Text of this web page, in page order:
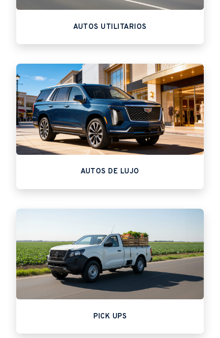
AUTOS UTILITARIOS
AUTOS DE LUJO
PICK UPS